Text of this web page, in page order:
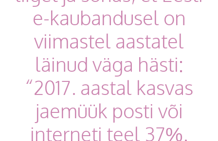
e-kaubandusel on
viimastel aastatel
läinud väga hästi:
“2017. aastal kasvas
jaemüük posti või
interneti teel 37%.